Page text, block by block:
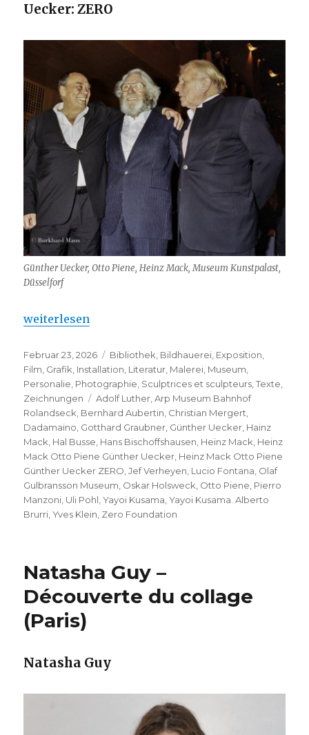
Uecker: ZERO
Günther Uecker, Otto Piene, Heinz Mack, Museum Kunstpalast,
Düsselforf
„Heinz Mack, Otto Piene, Günther Uecker“
weiterlesen
Veröffentlicht
am
Februar 23, 2026 Kategorien
Bibliothek Bildhauerei Exposition
Film Grafik Installation Literatur Malerei Museum
Personalie Photographie Sculptrices et sculpteurs ,Texte
Zeichnungen
Schlagwörter
Adolf Luther ,Arp Museum Bahnhof
Rolandseck Bernhard Aubertin Christian Mergert
Dadamaino Gotthard Graubner Günther Uecker Hainz
Mack Hal Busse Hans Bischoffshausen Heinz Mack Heinz
Mack Otto Piene Günther Uecker Heinz Mack Otto Piene
Günther Uecker ZERO ,Jef Verheyen Lucio Fontana Olaf
Gulbransson Museum Oskar Holsweck Otto Piene Pierro
Manzoni Uli Pohl ,Yayoi Kusama ,Yayoi Kusama. Alberto
Brurri ,Yves Klein Zero Foundation
Natasha Guy –
Découverte du collage
(Paris)
Natasha Guy